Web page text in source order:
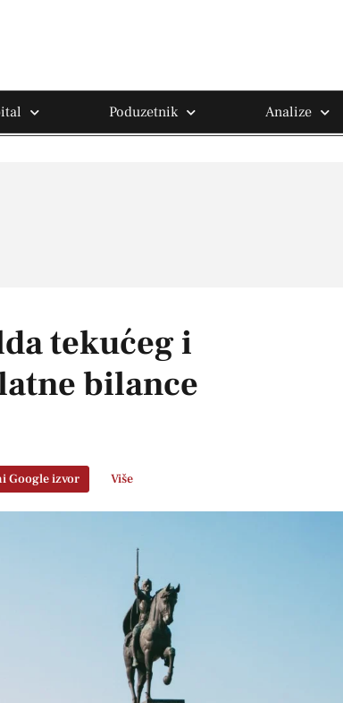
Poduzetnik Analize
tekućeg i
bilance
Google izvor Više